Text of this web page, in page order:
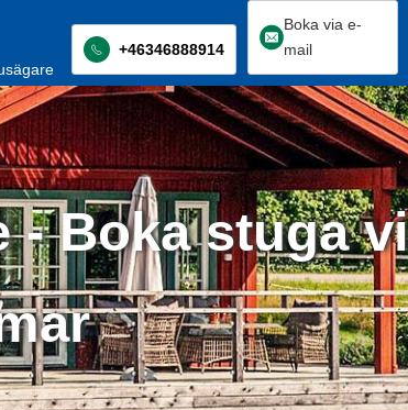
+46346888914
Boka via e-
mail
- Boka stuga